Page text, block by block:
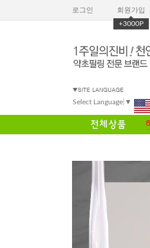
Select Language ▼
로그인
회원가입
+3000P